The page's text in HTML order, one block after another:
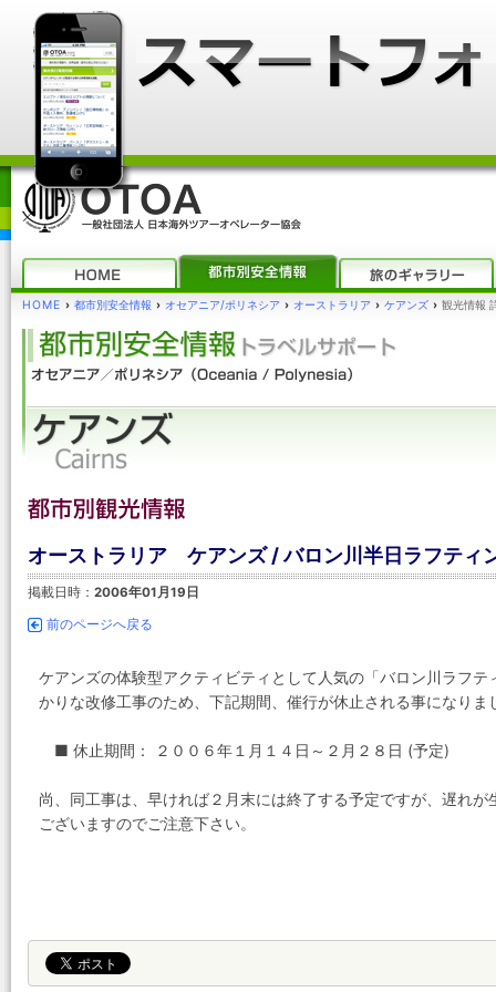
HOME › 都市別安全情報 › オセアニア/ポリネシア › オーストラリア › ケアンズ › 観光情報
オーストラリア ケアンズ / バロン川半日ラフティ
掲載日時： 2006年01月19日
前のページへ戻る
ケアンズの体験型アクティビティとして人気の「バロン川ラフ
かりな改修工事のため、下記期間、催行が休止される事になりま
■ 休止期間： ２００６年１月１４日～２月２８日 (予定)
尚、同工事は、早ければ２月末には終了する予定ですが、遅れ
ございますのでご注意下さい。